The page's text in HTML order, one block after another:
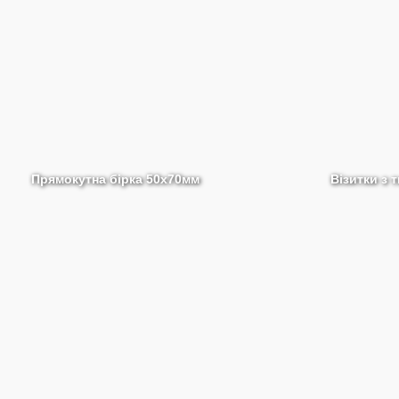
Прямокутна бірка 50х70мм Візитки з